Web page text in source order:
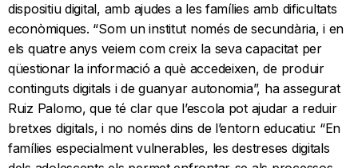
dispositiu digital, amb ajudes a les famílies amb dificultats
econòmiques. “Som un institut només de secundària, i en
els quatre anys veiem com creix la seva capacitat per
qüestionar la informació a què accedeixen, de produir
continguts digitals i de guanyar autonomia”, ha assegurat
Ruiz Palomo, que té clar que l’escola pot ajudar a reduir
bretxes digitals, i no només dins de l’entorn educatiu: “En
famílies especialment vulnerables, les destreses digitals